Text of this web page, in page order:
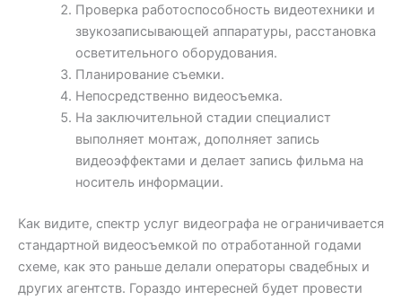
Проверка работоспособность видеотехники и
звукозаписывающей аппаратуры, расстановка
осветительного оборудования.
Планирование съемки.
Непосредственно видеосъемка.
На заключительной стадии специалист
выполняет монтаж, дополняет запись
видеоэффектами и делает запись фильма на
носитель информации.
Как видите, спектр услуг видеографа не ограничивается
стандартной видеосъемкой по отработанной годами
схеме, как это раньше делали операторы свадебных и
других агентств. Гораздо интересней будет провести